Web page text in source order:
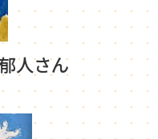
人さん